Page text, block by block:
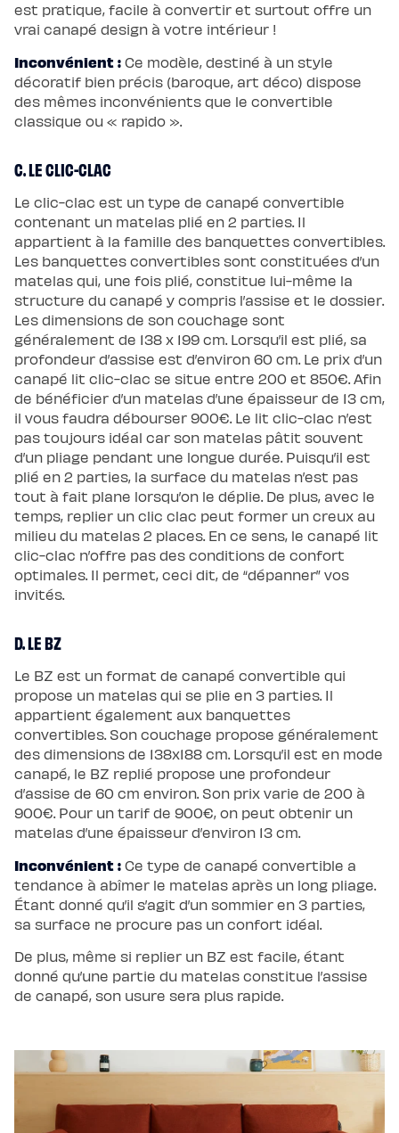
est pratique, facile à convertir et surtout offre un
vrai canapé design à votre intérieur !
Inconvénient : Ce modèle, destiné à un style
décoratif bien précis (baroque, art déco) dispose
des mêmes inconvénients que le convertible
classique ou « rapido ».
C. LE CLIC-CLAC
Le clic-clac est un type de canapé convertible
contenant un matelas plié en 2 parties. Il
appartient à la famille des banquettes convertibles.
Les banquettes convertibles sont constituées d’un
matelas qui, une fois plié, constitue lui-même la
structure du canapé y compris l’assise et le dossier.
Les dimensions de son couchage sont
généralement de 138 x 199 cm. Lorsqu’il est plié, sa
profondeur d’assise est d’environ 60 cm. Le prix d’un
canapé lit clic-clac se situe entre 200 et 850€. Afin
de bénéficier d’un matelas d’une épaisseur de 13 cm,
il vous faudra débourser 900€. Le lit clic-clac n’est
pas toujours idéal car son matelas pâtit souvent
d’un pliage pendant une longue durée. Puisqu’il est
plié en 2 parties, la surface du matelas n’est pas
tout à fait plane lorsqu’on le déplie. De plus, avec le
temps, replier un clic clac peut former un creux au
milieu du matelas 2 places. En ce sens, le canapé lit
clic-clac n’offre pas des conditions de confort
optimales. Il permet, ceci dit, de “dépanner” vos
invités.
D. LE BZ
Le BZ est un format de canapé convertible qui
propose un matelas qui se plie en 3 parties. Il
appartient également aux banquettes
convertibles. Son couchage propose généralement
des dimensions de 138x188 cm. Lorsqu’il est en mode
canapé, le BZ replié propose une profondeur
d’assise de 60 cm environ. Son prix varie de 200 à
900€. Pour un tarif de 900€, on peut obtenir un
matelas d’une épaisseur d’environ 13 cm.
Inconvénient : Ce type de canapé convertible a
tendance à abîmer le matelas après un long pliage.
Étant donné qu’il s’agit d’un sommier en 3 parties,
sa surface ne procure pas un confort idéal.
De plus, même si replier un BZ est facile, étant
donné qu’une partie du matelas constitue l’assise
de canapé, son usure sera plus rapide.